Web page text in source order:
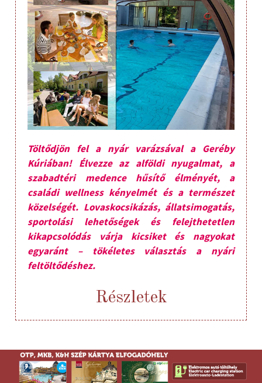
Töltődjön fel a nyár varázsával a Geréby
Kúriában! Élvezze az alföldi nyugalmat, a
szabadtéri medence hűsítő élményét, a
családi wellness kényelmét és a természet
közelségét. Lovaskocsikázás, állatsimogatás,
sportolási lehetőségek és felejthetetlen
kikapcsolódás várja kicsiket és nagyokat
egyaránt – tökéletes választás a nyári
feltöltődéshez.
Részletek